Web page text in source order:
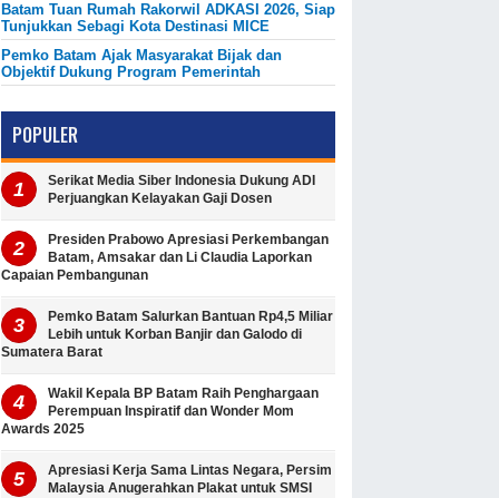
Batam Tuan Rumah Rakorwil ADKASI 2026, Siap
Tunjukkan Sebagi Kota Destinasi MICE
Pemko Batam Ajak Masyarakat Bijak dan
Objektif Dukung Program Pemerintah
POPULER
Serikat Media Siber Indonesia Dukung ADI
Perjuangkan Kelayakan Gaji Dosen
Presiden Prabowo Apresiasi Perkembangan
Batam, Amsakar dan Li Claudia Laporkan
Capaian Pembangunan
Pemko Batam Salurkan Bantuan Rp4,5 Miliar
Lebih untuk Korban Banjir dan Galodo di
Sumatera Barat
Wakil Kepala BP Batam Raih Penghargaan
Perempuan Inspiratif dan Wonder Mom
Awards 2025
Apresiasi Kerja Sama Lintas Negara, Persim
Malaysia Anugerahkan Plakat untuk SMSI